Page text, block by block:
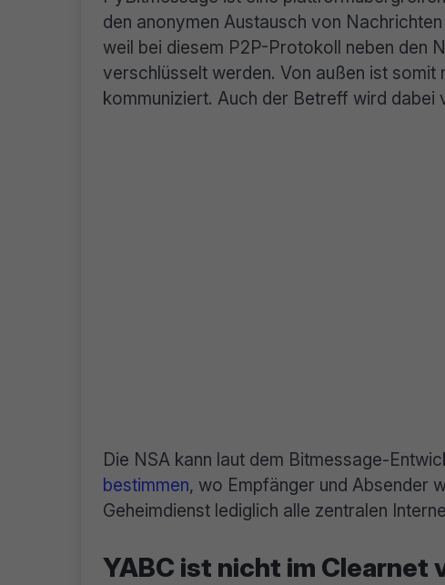
den anonymen Austausch von
weil bei diesem P2P-Protokoll neben den
verschlüsselt werden. Von außen ist somit
kommuniziert. Auch der Betreff wird dabei
Die NSA kann laut dem Bitmessage-
bestimmen, wo Empfänger und Absender
Geheimdienst lediglich alle zentralen
YABC ist nicht im Clearnet